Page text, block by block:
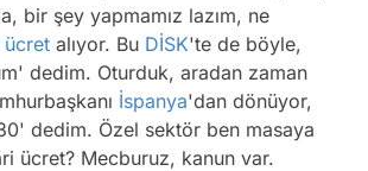
bir şey yapmamız lazım, ne
ücret alıyor. Bu DİSK'te de böyle,
dedim. Oturduk, aradan zaman
İspanya'dan dönüyor,
dedim. Özel sektör ben masaya
ücret? Mecburuz, kanun var.